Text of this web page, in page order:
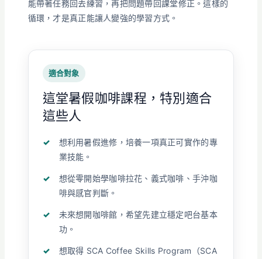
能帶著任務回去練習，再把問題帶回課堂修正。這樣的
循環，才是真正能讓人變強的學習方式。
適合對象
這堂暑假咖啡課程，特別適合
這些人
想利用暑假進修，培養一項真正可實作的專
業技能。
想從零開始學咖啡拉花、義式咖啡、手沖咖
啡與感官判斷。
未來想開咖啡館，希望先建立穩定吧台基本
功。
想取得 SCA Coffee Skills Program（SCA